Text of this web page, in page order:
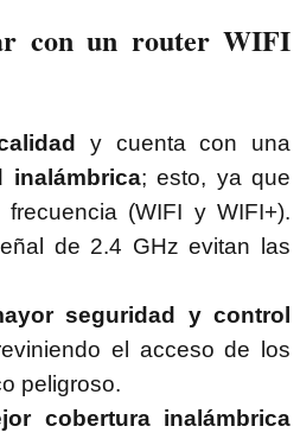
con un router WIFI
y cuenta con una
inalámbrica; esto, ya que
(WIFI y WIFI+).
de 2.4 GHz evitan las
seguridad y control
el acceso de los
peligroso.
cobertura inalámbrica